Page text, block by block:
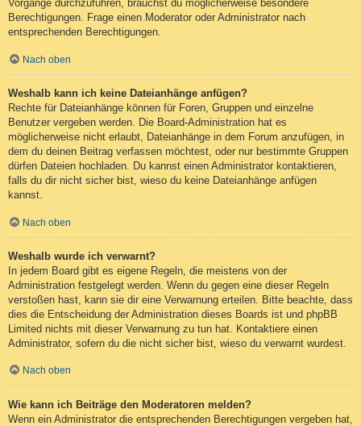
Vorgänge durchzuführen, brauchst du möglicherweise besondere
Berechtigungen. Frage einen Moderator oder Administrator nach
entsprechenden Berechtigungen.
Nach oben
Weshalb kann ich keine Dateianhänge anfügen?
Rechte für Dateianhänge können für Foren, Gruppen und einzelne
Benutzer vergeben werden. Die Board-Administration hat es
möglicherweise nicht erlaubt, Dateianhänge in dem Forum anzufügen, in
dem du deinen Beitrag verfassen möchtest, oder nur bestimmte Gruppen
dürfen Dateien hochladen. Du kannst einen Administrator kontaktieren,
falls du dir nicht sicher bist, wieso du keine Dateianhänge anfügen
kannst.
Nach oben
Weshalb wurde ich verwarnt?
In jedem Board gibt es eigene Regeln, die meistens von der
Administration festgelegt werden. Wenn du gegen eine dieser Regeln
verstoßen hast, kann sie dir eine Verwarnung erteilen. Bitte beachte, dass
dies die Entscheidung der Administration dieses Boards ist und phpBB
Limited nichts mit dieser Verwarnung zu tun hat. Kontaktiere einen
Administrator, sofern du die nicht sicher bist, wieso du verwarnt wurdest.
Nach oben
Wie kann ich Beiträge den Moderatoren melden?
Wenn ein Administrator die entsprechenden Berechtigungen vergeben hat,